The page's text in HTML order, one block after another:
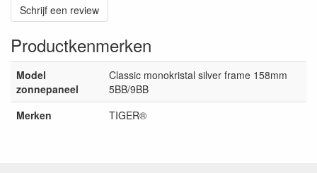
Schrijf een review
Productkenmerken
Model
zonnepaneel
Classic monokristal silver frame 158mm
5BB/9BB
Merken
TIGER®